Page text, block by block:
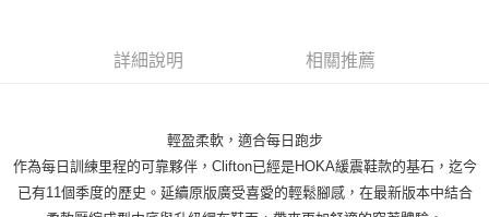
詳細說明 相關推薦
輕盈柔軟，適合每日跑步
作為每日訓練里程的可靠夥伴，Clifton已經是HOKA緩震鞋款的基石，迄今
已有11個季度的歷史。延續原版廣受喜愛的輕鬆腳感，在最新版本中結合